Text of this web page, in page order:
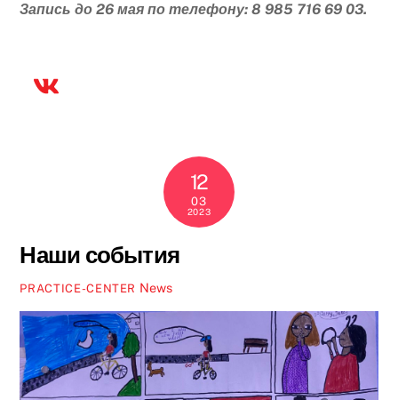
Запись до 26 мая по телефону: 8 985 716 69 03.
12
03
2023
Наши события
PRACTICE-CENTER News